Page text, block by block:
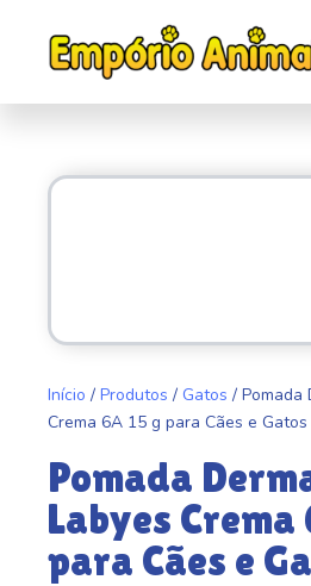
conteúdo
Início / Produtos / Gatos / Pomada
Crema 6A 15 g para Cães e Gatos
Pomada
Labyes Crema
para Cães e